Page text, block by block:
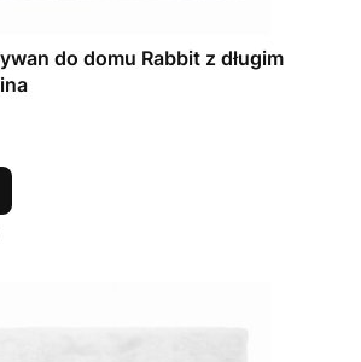
do domu Rabbit z długim